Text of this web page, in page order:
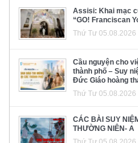
Assisi: Khai mạc
“GO! Franciscan
Thứ Tư 05.08.2026
Cầu nguyện cho
thành phố – Suy
Đức Giáo hoàng
Thứ Tư 05.08.2026
CÁC BÀI SUY
THƯỜNG NIÊN- A